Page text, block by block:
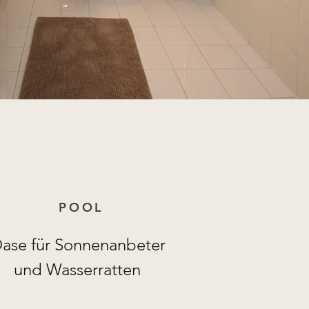
POOL
für Sonnenanbeter
und Wasserratten